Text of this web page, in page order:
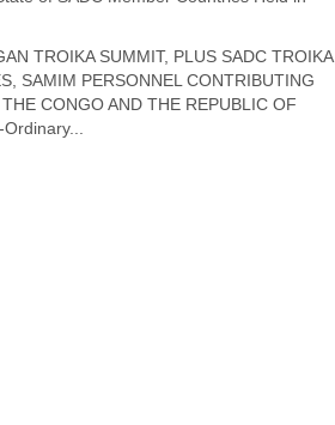
TROIKA SUMMIT, PLUS SADC TROIKA,
SAMIM PERSONNEL CONTRIBUTING
CONGO AND THE REPUBLIC OF